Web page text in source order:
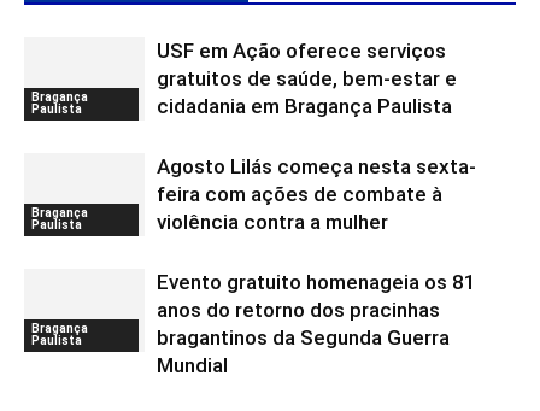
Bragança
Paulista
USF em Ação oferece serviços
gratuitos de saúde, bem-estar e
cidadania em Bragança Paulista
Bragança
Paulista
Agosto Lilás começa nesta sexta-
feira com ações de combate à
violência contra a mulher
Bragança
Paulista
Evento gratuito homenageia os 81
anos do retorno dos pracinhas
bragantinos da Segunda Guerra
Mundial